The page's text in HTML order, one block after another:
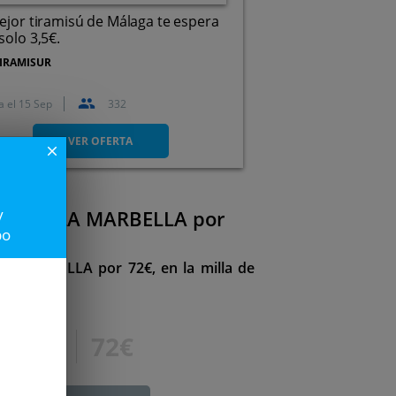
tiramisú de Málaga te espera
3,5€.
Calle Gómez Pallete, 9, 29012.
Málaga.
el 15 Sep 332
VER OFERTA
PERLA MARBELLA por
MARBELLA por 72€, en la milla de
close